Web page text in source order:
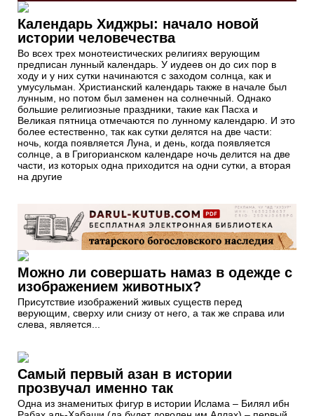
Календарь Хиджры: начало новой
истории человечества
Во всех трех монотеистических религиях верующим
предписан лунный календарь. У иудеев он до сих пор в
ходу и у них сутки начинаются с заходом солнца, как и
умусульман. Христианский календарь также в начале был
лунным, но потом был заменен на солнечный. Однако
большие религиозные праздники, такие как Пасха и
Великая пятница отмечаются по лунному календарю. И это
более естественно, так как сутки делятся на две части:
ночь, когда появляется Луна, и день, когда появляется
солнце, а в Григорианском календаре ночь делится на две
части, из которых одна приходится на одни сутки, а вторая
на другие
Можно ли совершать намаз в одежде с
изображением животных?
Присутствие изображений живых существ перед
верующим, сверху или снизу от него, а так же справа или
слева, является...
Самый первый азан в истории
прозвучал именно так
Одна из знаменитых фигур в истории Ислама – Билял ибн